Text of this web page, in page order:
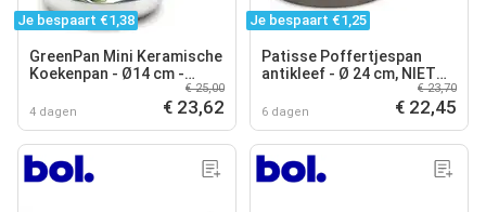
Je bespaart €1,38
GreenPan Mini Keramische
Koekenpan - Ø14 cm -
4 dagen
€ 25,00
€ 23,62
Je bespaart €1,25
Patisse Poffertjespan
antikleef - Ø 24 cm, NIET
6 dagen
€ 23,70
€ 22,45